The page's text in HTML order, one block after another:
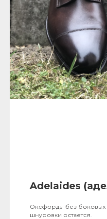
Adelaides
Оксфорды без боковых
шнуровки остается.